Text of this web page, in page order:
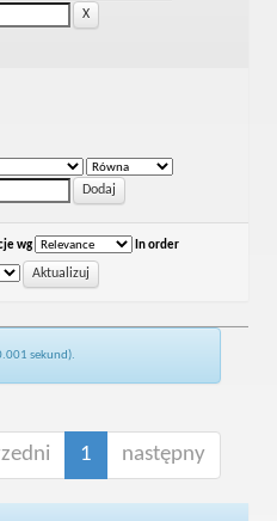
wg In order
sekund).
1 następny